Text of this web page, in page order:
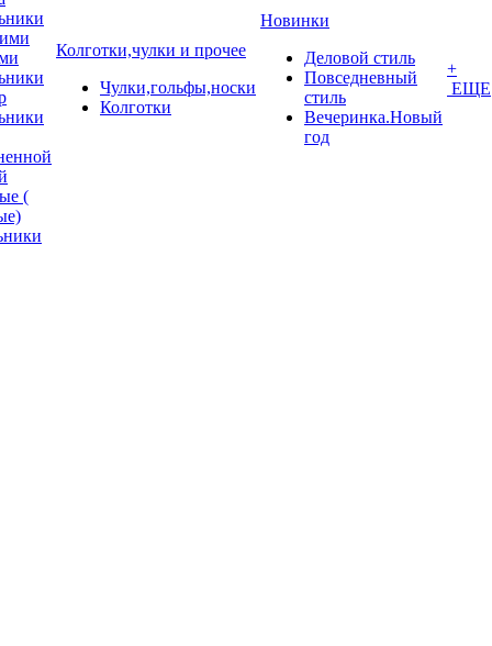
(
Колготки,чулки и прочее
Чулки,гольфы,носки
Колготки
Новинки
Деловой стиль
Повседневный
стиль
Вечеринка.Новый
год
+
ЕЩЕ